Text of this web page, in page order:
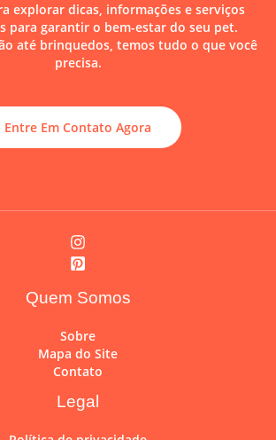
explorar dicas, informações e serviços
para garantir o bem-estar do seu pet.
até brinquedos, temos tudo o que você
precisa.
Entre Em Contato Agora
Quem Somos
Sobre
Mapa do Site
Contato
Legal